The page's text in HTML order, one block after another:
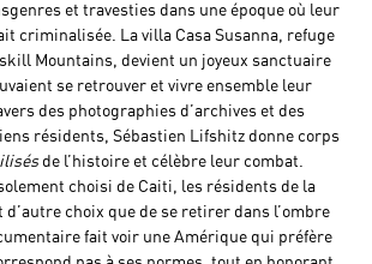
et travesties dans une époque où leur
criminalisée. La villa Casa Susanna, refuge
Mountains, devient un joyeux sanctuaire
se retrouver et vivre ensemble leur
des photographies d’archives et des
résidents, Sébastien Lifshitz donne corps
de l’histoire et célèbre leur combat.
choisi de Caiti, les résidents de la
d’autre choix que de se retirer dans l’ombre
fait voir une Amérique qui préfère